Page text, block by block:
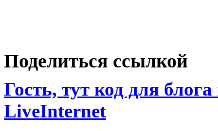
Поделиться ссылкой
Гость, тут код для
LiveInternet